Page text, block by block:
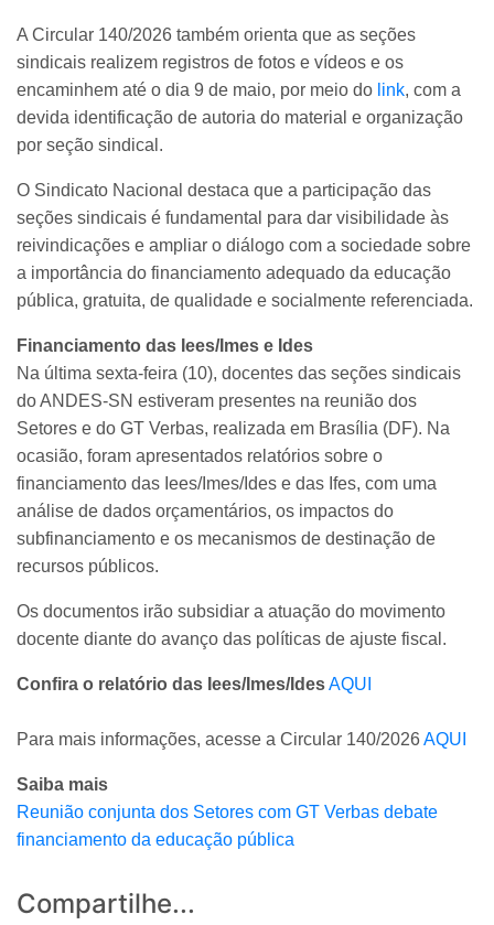
A Circular 140/2026 também orienta que as seções
sindicais realizem registros de fotos e vídeos e os
encaminhem até o dia 9 de maio, por meio do link, com a
devida identificação de autoria do material e organização
por seção sindical.
O Sindicato Nacional destaca que a participação das
seções sindicais é fundamental para dar visibilidade às
reivindicações e ampliar o diálogo com a sociedade sobre
a importância do financiamento adequado da educação
pública, gratuita, de qualidade e socialmente referenciada.
Financiamento das Iees/Imes e Ides
Na última sexta-feira (10), docentes das seções sindicais
do ANDES-SN estiveram presentes na reunião dos
Setores e do GT Verbas, realizada em Brasília (DF). Na
ocasião, foram apresentados relatórios sobre o
financiamento das Iees/Imes/Ides e das Ifes, com uma
análise de dados orçamentários, os impactos do
subfinanciamento e os mecanismos de destinação de
recursos públicos.
Os documentos irão subsidiar a atuação do movimento
docente diante do avanço das políticas de ajuste fiscal.
Confira o relatório das Iees/Imes/IdesAQUI
Para mais informações, acesse a Circular 140/2026AQUI
Saiba mais
Reunião conjunta dos Setores com GT Verbas debate
financiamento da educação pública
Compartilhe...